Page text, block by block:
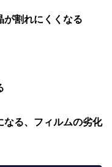
が割れにくくなる
なる、フィルムの劣化